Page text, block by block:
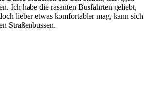
Ich habe die rasanten Busfahrten geliebt,
lieber etwas komfortabler mag, kann sich
Straßenbussen.